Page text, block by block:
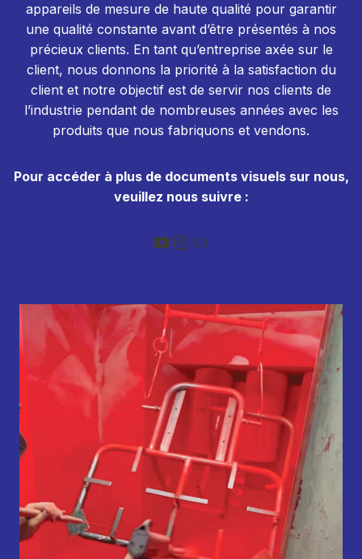
appareils de mesure de haute qualité pour garantir
une qualité constante avant d’être présentés à nos
précieux clients. En tant qu’entreprise axée sur le
client, nous donnons la priorité à la satisfaction du
client et notre objectif est de servir nos clients de
l’industrie pendant de nombreuses années avec les
produits que nous fabriquons et vendons.
Pour accéder à plus de documents visuels sur nous,
veuillez nous suivre :
YouTube Instagram Lien